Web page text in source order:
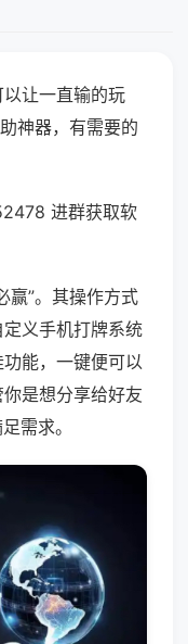
让一直输的玩
神器，有需要的
进群获取软
赢”。其操作方式
义手机打牌系统
能，一键便可以
是想分享给好友
需求。